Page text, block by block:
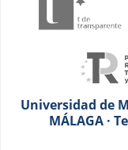
Universidad de
MÁLAGA ·